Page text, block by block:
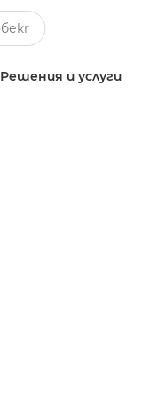
Решения и услуги